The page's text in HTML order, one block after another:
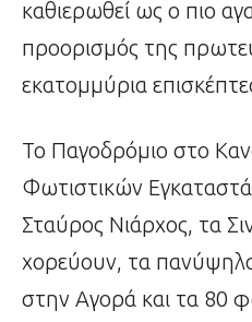
καθιερωθεί ως ο πιο
προορισμός της
εκατομμύρια
Το Παγοδρόμιο στο
Φωτιστικών
Σταύρος Νιάρχος, τα
χορεύουν, τα
στην Αγορά και τα 80